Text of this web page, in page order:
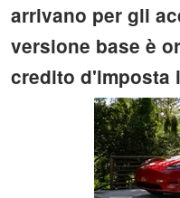
arrivano per gli
versione base è
credito d'imposta